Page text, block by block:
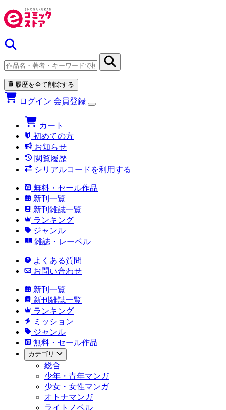
履歴を全て削除する
ログイン 会員登録
カート
初めての方
お知らせ
閲覧履歴
シリアルコードを利用する
無料・セール作品
新刊一覧
新刊雑誌一覧
ランキング
ジャンル
雑誌・レーベル
よくある質問
お問い合わせ
新刊一覧
新刊雑誌一覧
ランキング
ミッション
ジャンル
無料・セール作品
カテゴリ
総合
少年・青年マンガ
少女・女性マンガ
オトナマンガ
ライトノベル